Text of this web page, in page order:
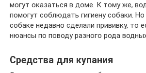
могут оказаться в доме. К тому же,
помогут соблюдать гигиену собаки.
собаке недавно сделали прививку, то
нюансы по поводу разного рода
Средства для купания